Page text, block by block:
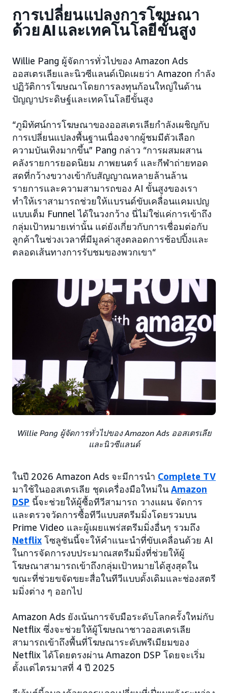
การเปลี่ยนแปลงการโฆษณา
ด้วย AI และเทคโนโลยีขั้นสูง
Willie Pang ผู้จัดการทั่วไปของ Amazon Ads
ออสเตรเลียและนิวซีแลนด์เปิดเผยว่า Amazon กำลัง
ปฏิวัติการโฆษณาโดยการลงทุนก้อนใหญ่ในด้าน
ปัญญาประดิษฐ์และเทคโนโลยีขั้นสูง
“ภูมิทัศน์การโฆษณาของออสเตรเลียกำลังเผชิญกับ
การเปลี่ยนแปลงพื้นฐานเนื่องจากผู้ชมมีตัวเลือก
ความบันเทิงมากขึ้น” Pang กล่าว “การผสมผสาน
คลังรายการยอดนิยม ภาพยนตร์ และกีฬาถ่ายทอด
สดที่กว้างขวางเข้ากับสัญญาณหลายล้านล้าน
รายการและความสามารถของ AI ขั้นสูงของเรา
ทำให้เราสามารถช่วยให้แบรนด์ขับเคลื่อนแคมเปญ
แบบเต็ม Funnel ได้ในวงกว้าง นี่ไม่ใช่แค่การเข้าถึง
กลุ่มเป้าหมายเท่านั้น แต่ยังเกี่ยวกับการเชื่อมต่อกับ
ลูกค้าในช่วงเวลาที่มีมูลค่าสูงตลอดการช้อปปิ้งและ
ตลอดเส้นทางการรับชมของพวกเขา“
Willie Pang ผู้จัดการทั่วไปของ Amazon Ads ออสเตรเลีย
และนิวซีแลนด์
ในปี 2026 Amazon Ads จะมีการนำ Complete TV
มาใช้ในออสเตรเลีย ชุดเครื่องมือใหม่ใน Amazon
DSP นี้จะช่วยให้ผู้ซื้อทีวีสามารถ วางแผน จัดการ
และตรวจวัดการซื้อทีวีแบบสตรีมมิ่งโดยรวมบน
Prime Video และผู้เผยแพร่สตรีมมิ่งอื่นๆ รวมถึง
Netflix โซลูชันนี้จะให้คำแนะนำที่ขับเคลื่อนด้วย AI
ในการจัดการงบประมาณสตรีมมิ่งที่ช่วยให้ผู้
โฆษณาสามารถเข้าถึงกลุ่มเป้าหมายได้สูงสุดใน
ขณะที่ช่วยขจัดขยะสื่อในทีวีแบบดั้งเดิมและช่องสตรี
มมิ่งต่าง ๆ ออกไป
Amazon Ads ยังเน้นการจับมือระดับโลกครั้งใหม่กับ
Netflix ซึ่งจะช่วยให้ผู้โฆษณาชาวออสเตรเลีย
สามารถเข้าถึงพื้นที่โฆษณาระดับพรีเมียมของ
Netflix ได้โดยตรงผ่าน Amazon DSP โดยจะเริ่ม
ตั้งแต่ไตรมาสที่ 4 ปี 2025